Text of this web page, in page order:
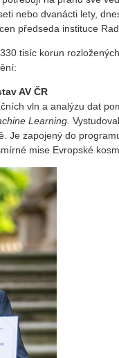
nebo dvanácti lety,
předseda instituce
tisíc korun
AV ČR
vln a analýzu dat
Learning.
Je zapojený do
mise Evropské